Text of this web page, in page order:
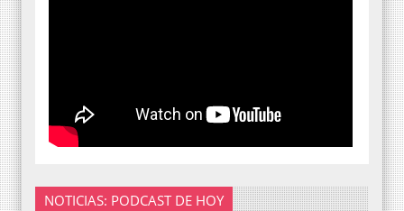
NOTICIAS: PODCAST DE HOY